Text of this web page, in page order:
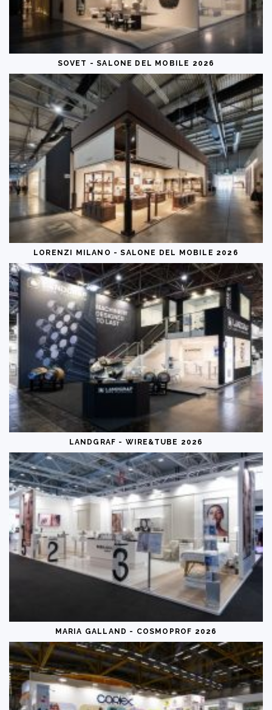
SOVET - SALONE DEL MOBILE 2026
LORENZI MILANO - SALONE DEL MOBILE 2026
LANDGRAF - WIRE&TUBE 2026
MARIA GALLAND - COSMOPROF 2026